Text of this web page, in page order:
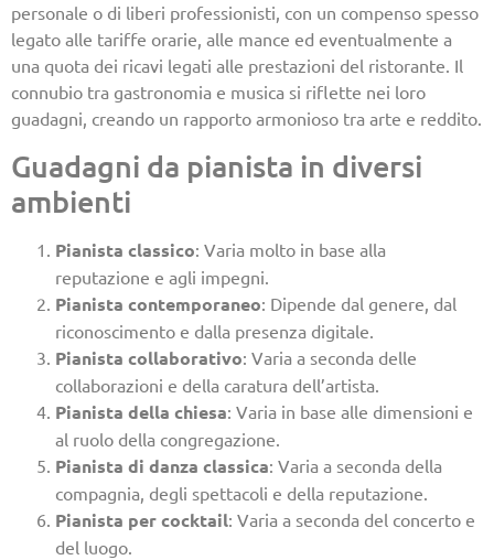
personale o di liberi professionisti, con un compenso spesso
legato alle tariffe orarie, alle mance ed eventualmente a
una quota dei ricavi legati alle prestazioni del ristorante. Il
connubio tra gastronomia e musica si riflette nei loro
guadagni, creando un rapporto armonioso tra arte e reddito.
Guadagni da pianista in diversi
ambienti
Pianista classico: Varia molto in base alla
reputazione e agli impegni.
Pianista contemporaneo: Dipende dal genere, dal
riconoscimento e dalla presenza digitale.
Pianista collaborativo: Varia a seconda delle
collaborazioni e della caratura dell’artista.
Pianista della chiesa: Varia in base alle dimensioni e
al ruolo della congregazione.
Pianista di danza classica: Varia a seconda della
compagnia, degli spettacoli e della reputazione.
Pianista per cocktail: Varia a seconda del concerto e
del luogo.